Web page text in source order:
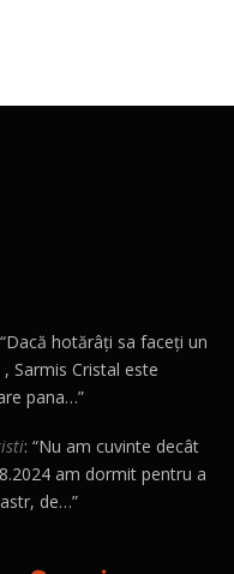
Dacă hotărâți sa faceți un
Sarmis Cristal este
pana…”
: “Nu am cuvinte decât
am dormit pentru a
de…”